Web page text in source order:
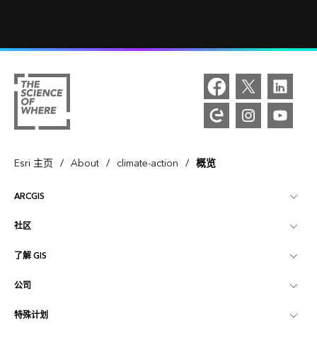
Esri 主页 / About / climate-action / 概览
ARCGIS
ArcGIS 概览
制图
社区
Esri 社区
ArcGIS 博客
了解 GIS
什么是 GIS？
位置智能
公司
关于 Esri
特殊计划